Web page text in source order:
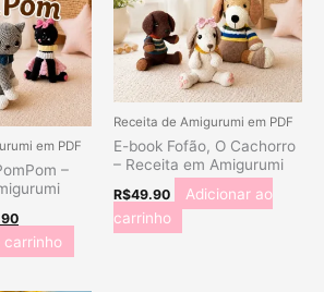
em PDF
–
carrinho
Receita de Amigurumi em PDF
E-book Fofão, O Cachorro
– Receita em Amigurumi
R$49.90
Adicionar ao
carrinho